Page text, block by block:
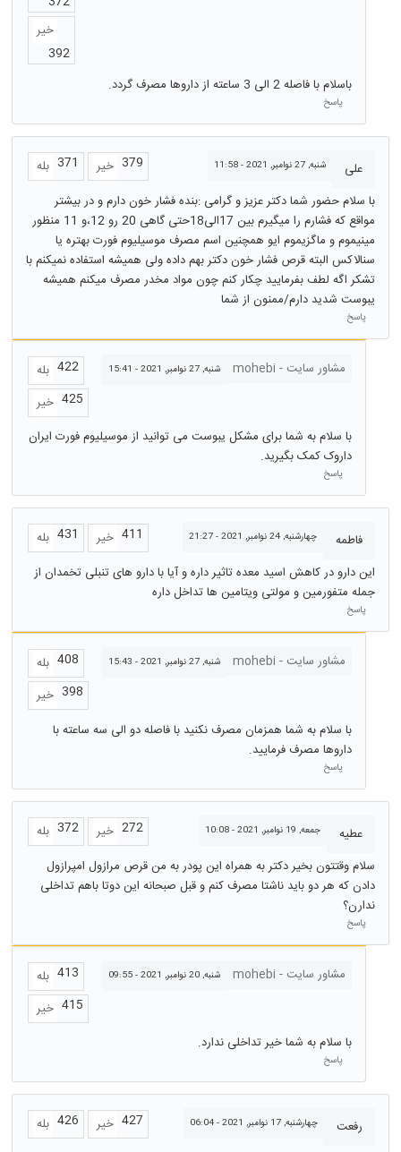
خیر
392
باسلام با فاصله 2 الی 3 ساعته از داروها مصرف گردد.
پاسخ
علی شنبه, 27 نوامبر, 2021 - 11:58 بله 371 خیر 379
با سلام حضور شما دکتر عزیز و گرامی :بنده فشار خون دارم و در بیشتر
مواقع که فشارم را میگیرم بین 17الی18حتی گاهی 20 رو 12،و 11 منظور
مینیموم و ماگزیموم ایو همچنین اسم مصرف موسیلیوم فورت بهتره یا
سنالاکس البته قرص فشار خون دکتر بهم داده ولی همیشه استفاده نمیکنم با
تشکر اگه لطف بفرمایید چکار کنم چون مواد مخدر مصرف میکنم همیشه
یبوست شدید دارم/ممنون از شما
پاسخ
مشاور سایت - mohebi شنبه, 27 نوامبر, 2021 - 15:41 بله 422
خیر 425
با سلام به شما برای مشکل یبوست می توانید از موسیلیوم فورت ایران
داروک کمک بگیرید.
پاسخ
فاطمه چهارشنبه, 24 نوامبر, 2021 - 21:27 بله 431 خیر 411
این دارو در کاهش اسید معده تاثیر داره و آیا با دارو های تنبلی تخمدان از
جمله متفورمین و مولتی ویتامین ها تداخل داره
پاسخ
مشاور سایت - mohebi شنبه, 27 نوامبر, 2021 - 15:43 بله 408
خیر 398
با سلام به شما همزمان مصرف نکنید با فاصله دو الی سه ساعته با
داروها مصرف فرمایید.
پاسخ
عطیه جمعه, 19 نوامبر, 2021 - 10:08 بله 372 خیر 272
سلام وقتتون بخیر دکتر به همراه این پودر به من قرص مرازول امپرازول
دادن که هر دو باید ناشتا مصرف کنم و قبل صبحانه این دوتا باهم تداخلی
ندارن؟
پاسخ
مشاور سایت - mohebi شنبه, 20 نوامبر, 2021 - 09:55 بله 413
خیر 415
با سلام به شما خیر تداخلی ندارد.
پاسخ
رفعت چهارشنبه, 17 نوامبر, 2021 - 06:04 بله 426 خیر 427